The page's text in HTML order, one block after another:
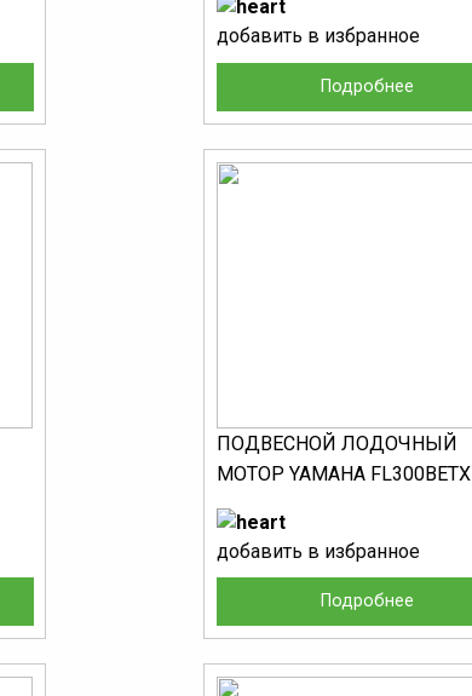
Подробнее
добавить в избранное
ПОДВЕСНОЙ ЛОДОЧНЫЙ
МОТОР YAMAHA FL300BETX
Подробнее
добавить в избранное